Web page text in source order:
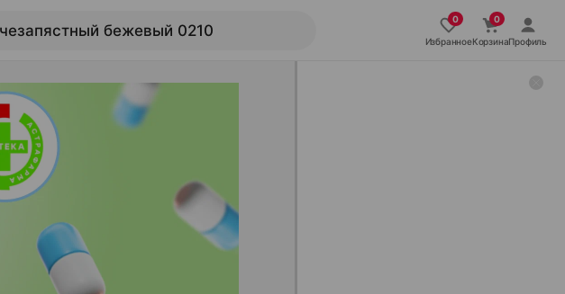
ИзбранноеКорзинаПрофиль